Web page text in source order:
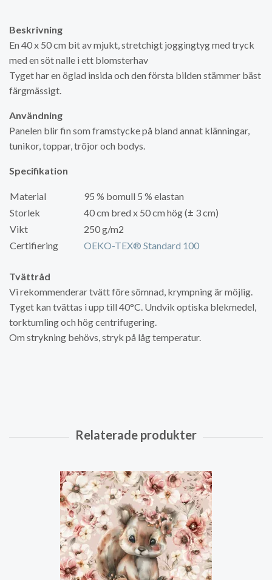
Beskrivning
En 40 x 50 cm bit av mjukt, stretchigt joggingtyg med tryck
med en söt nalle i ett blomsterhav
Tyget har en öglad insida och den första bilden stämmer bäst
färgmässigt.
Användning
Panelen blir fin som framstycke på bland annat klänningar,
tunikor, toppar, tröjor och bodys.
Specifikation
Material
95 % bomull 5 % elastan
Storlek
40 cm bred x 50 cm hög (± 3 cm)
Vikt
250 g/m2
Certifiering
OEKO-TEX® Standard 100
Tvättråd
Vi rekommenderar tvätt före sömnad, krympning är möjlig.
Tyget kan tvättas i upp till 40°C. Undvik optiska blekmedel,
torktumling och hög centrifugering.
Om strykning behövs, stryk på låg temperatur.